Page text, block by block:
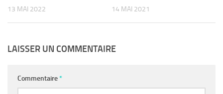
13 MAI 2022 14 MAI 2021
LAISSER UN COMMENTAIRE
Commentaire*